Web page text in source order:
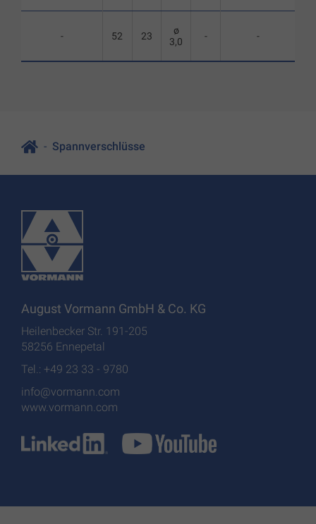
- 52 23
ø
3,0
- -
Spannverschlüsse
August Vormann GmbH & Co. KG
Heilenbecker Str. 191-205
58256 Ennepetal
Tel.: +49 23 33 - 9780
info@vormann.com
www.vormann.com